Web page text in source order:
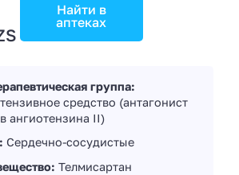
Найти в
аптеках
группа:
средство (антагонист
ангиотензина II)
Сердечно-сосудистые
Телмисартан